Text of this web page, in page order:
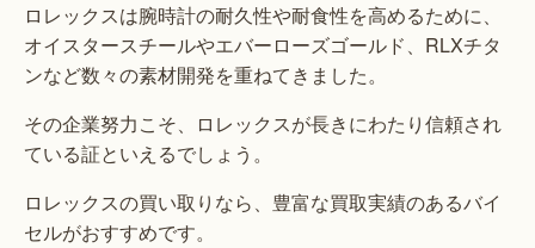
ロレックスは腕時計の耐久性や耐食性を高めるために、
オイスタースチールやエバーローズゴールド、RLXチタ
ンなど数々の素材開発を重ねてきました。
その企業努力こそ、ロレックスが長きにわたり信頼され
ている証といえるでしょう。
ロレックスの買い取りなら、豊富な買取実績のあるバイ
セルがおすすめです。